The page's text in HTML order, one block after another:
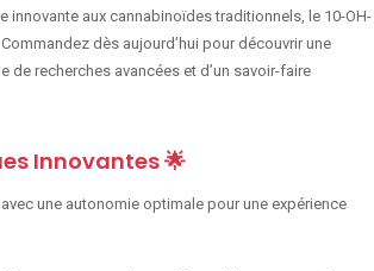
innovante aux cannabinoïdes traditionnels, le 10-OH-
dès aujourd’hui pour découvrir une
de recherches avancées et d’un savoir-faire
Innovantes 🌟
une autonomie optimale pour une expérience